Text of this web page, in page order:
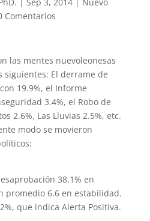
Comentarios
las mentes nuevoleonesas
siguientes: El derrame de
19.9%, el Informe
3.4%, el Robo de
2.6%, Las Lluvias 2.5%, etc.
modo se movieron
38.1% en
promedio 6.6 en estabilidad.
que indica Alerta Positiva.